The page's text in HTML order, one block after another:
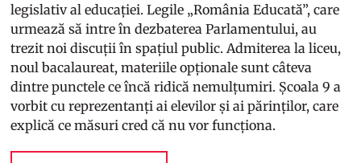
legislativ al educației. Legile „România Educată”, care
urmează să intre în dezbaterea Parlamentului, au
trezit noi discuții în spațiul public. Admiterea la liceu,
noul bacalaureat, materiile opționale sunt câteva
dintre punctele ce încă ridică nemulțumiri. Școala 9 a
vorbit cu reprezentanți ai elevilor și ai părinților, care
explică ce măsuri cred că nu vor funcționa.